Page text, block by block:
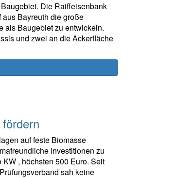
Die Raiffeisenbank
Bayreuth die große
als Baugebiet zu entwickeln.
und zwei an die Ackerfläche
auf feste Biomasse
Investitionen zu
, höchsten 500 Euro. Seit
sah keine